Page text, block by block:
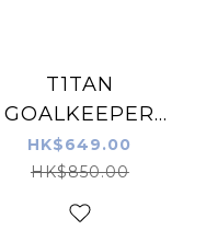
T1TAN
GOALKEEPER
GLOVES Rebel
2.0 Sky Blue 龍門
手套 藍綠色
HK$649.00
HK$850.00